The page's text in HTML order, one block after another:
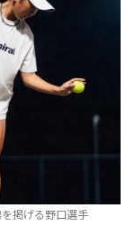
掲げる野口選手